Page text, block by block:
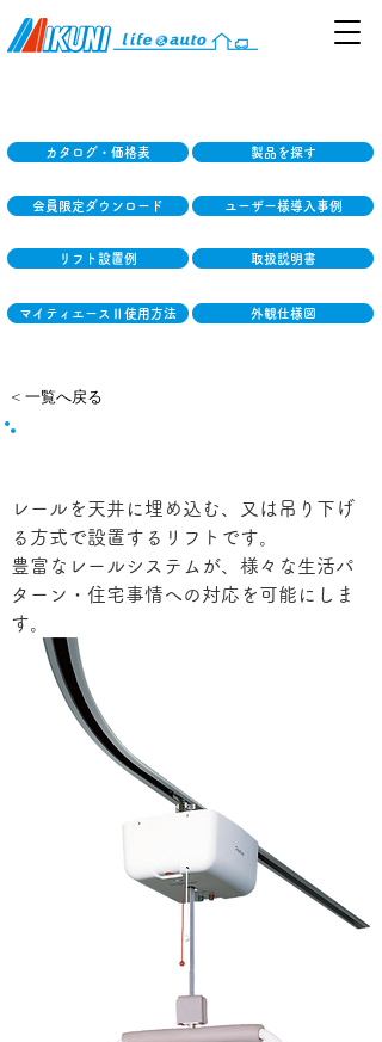
カタログ・価格表 製品を探す
会員限定ダウンロード ユーザー様導入事例
リフト設置例 取扱説明書
マイティエースⅡ使用方法 外観仕様図
< 一覧へ戻る
レールを天井に埋め込む、又は吊り下げ
る方式で設置するリフトです。
豊富なレールシステムが、様々な生活パ
ターン・住宅事情への対応を可能にしま
す。